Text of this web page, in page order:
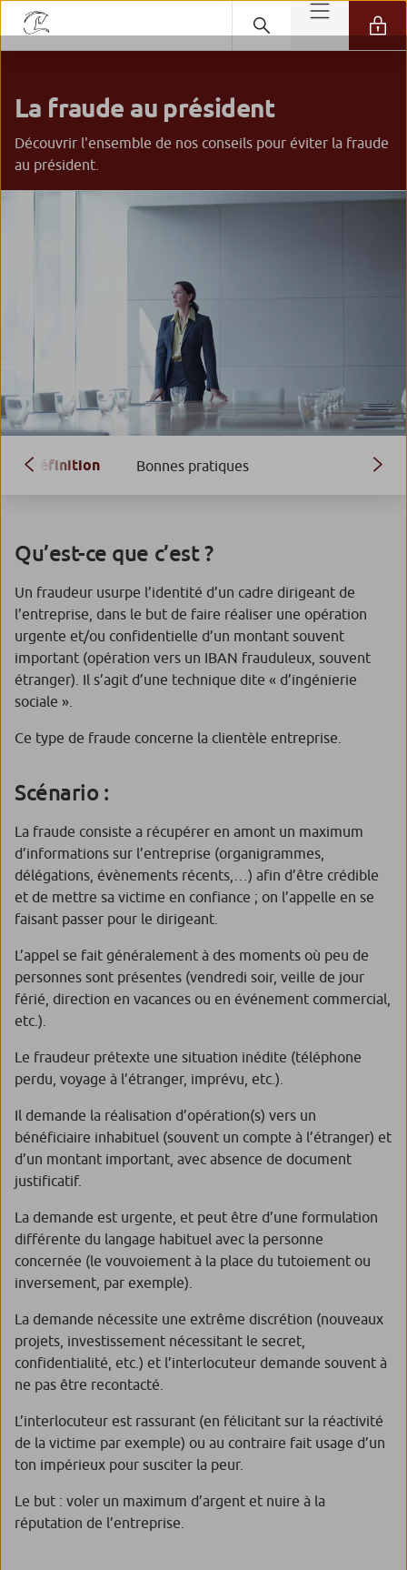
La fraude au président
Découvrir l'ensemble de nos conseils pour éviter la fraude
au président.
Définition Bonnes pratiques
Qu’est-ce que c’est ?
Un fraudeur usurpe l’identité d’un cadre dirigeant de
l’entreprise, dans le but de faire réaliser une opération
urgente et/ou confidentielle d’un montant souvent
important (opération vers un IBAN frauduleux, souvent
étranger). Il s’agit d’une technique dite « d’ingénierie
sociale ».
Ce type de fraude concerne la clientèle entreprise.
Scénario :
La fraude consiste a récupérer en amont un maximum
d’informations sur l’entreprise (organigrammes,
délégations, évènements récents,…) afin d’être crédible
et de mettre sa victime en confiance ; on l’appelle en se
faisant passer pour le dirigeant.
L’appel se fait généralement à des moments où peu de
personnes sont présentes (vendredi soir, veille de jour
férié, direction en vacances ou en événement commercial,
etc.).
Le fraudeur prétexte une situation inédite (téléphone
perdu, voyage à l’étranger, imprévu, etc.).
Il demande la réalisation d’opération(s) vers un
bénéficiaire inhabituel (souvent un compte à l’étranger) et
d’un montant important, avec absence de document
justificatif.
La demande est urgente, et peut être d’une formulation
différente du langage habituel avec la personne
concernée (le vouvoiement à la place du tutoiement ou
inversement, par exemple).
La demande nécessite une extrême discrétion (nouveaux
projets, investissement nécessitant le secret,
confidentialité, etc.) et l’interlocuteur demande souvent à
ne pas être recontacté.
L’interlocuteur est rassurant (en félicitant sur la réactivité
de la victime par exemple) ou au contraire fait usage d’un
ton impérieux pour susciter la peur.
Le but : voler un maximum d’argent et nuire à la
réputation de l’entreprise.